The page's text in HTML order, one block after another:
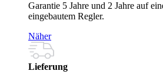
Garantie 5 Jahre und 2 Jahre auf
eingebautem Regler.
Näher
Lieferung